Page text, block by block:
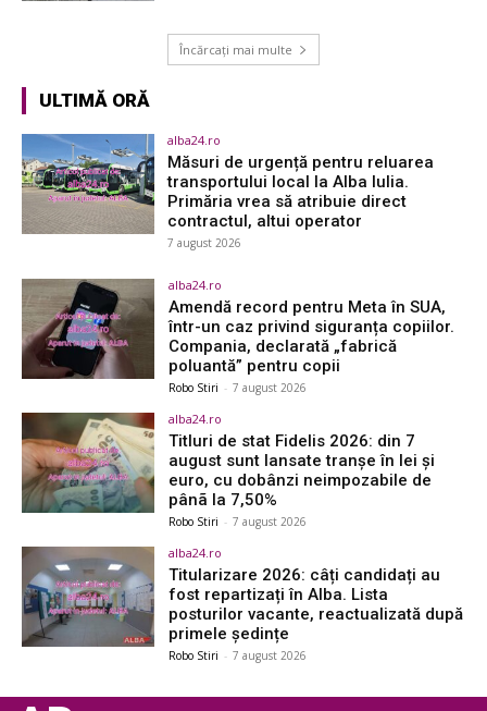
Încărcați mai multe
ULTIMĂ ORĂ
alba24.ro
Măsuri de urgență pentru reluarea
transportului local la Alba Iulia.
Primăria vrea să atribuie direct
contractul, altui operator
7 august 2026
alba24.ro
Amendă record pentru Meta în SUA,
într-un caz privind siguranța copiilor.
Compania, declarată „fabrică
poluantă” pentru copii
Robo Stiri - 7 august 2026
alba24.ro
Titluri de stat Fidelis 2026: din 7
august sunt lansate tranșe în lei și
euro, cu dobânzi neimpozabile de
pânã la 7,50%
Robo Stiri - 7 august 2026
alba24.ro
Titularizare 2026: câți candidați au
fost repartizați în Alba. Lista
posturilor vacante, reactualizată după
primele ședințe
Robo Stiri - 7 august 2026